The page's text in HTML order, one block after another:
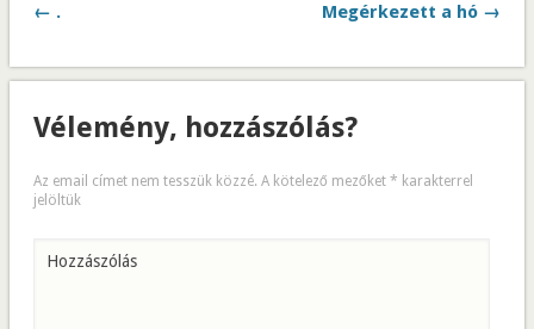
← . Megérkezett a hó →
Vélemény, hozzászólás?
Az email címet nem tesszük közzé. A kötelező mezőket * karakterrel
jelöltük
Hozzászólás